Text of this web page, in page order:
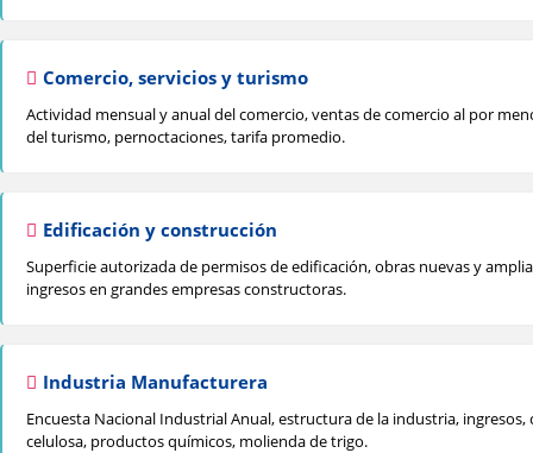
Comercio, servicios y turismo
Actividad mensual y anual del comercio, ventas de comercio al por
del turismo, pernoctaciones, tarifa promedio.
Edificación y construcción
Superficie autorizada de permisos de edificación, obras nuevas y
ingresos en grandes empresas constructoras.
Industria Manufacturera
Encuesta Nacional Industrial Anual, estructura de la industria,
celulosa, productos químicos, molienda de trigo.